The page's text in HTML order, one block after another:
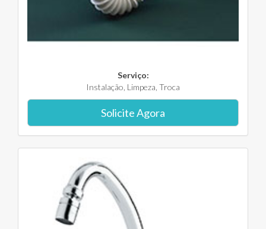
Serviço:
Instalação, Limpeza, Troca
Solicite Agora